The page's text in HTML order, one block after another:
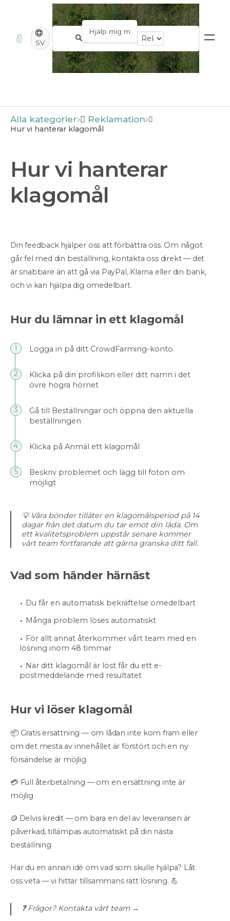
SV
Alla kategorier ​Reklamation
Hur vi hanterar klagomål
Hur vi hanterar
klagomål
Din feedback hjälper oss att förbättra oss. Om något
går fel med din beställning, kontakta oss direkt — det
är snabbare än att gå via PayPal, Klarna eller din bank,
och vi kan hjälpa dig omedelbart.
Hur du lämnar in ett klagomål
Logga in på ditt CrowdFarming-konto
Klicka på din profilikon eller ditt namn i det
övre högra hörnet
Gå till Beställningar och öppna den aktuella
beställningen
Klicka på Anmäl ett klagomål
Beskriv problemet och lägg till foton om
möjligt
💡 Våra bönder tillåter en klagomålsperiod på 14
dagar från det datum du tar emot din låda. Om
ett kvalitetsproblem uppstår senare kommer
vårt team fortfarande att gärna granska ditt fall.
Vad som händer härnäst
Du får en automatisk bekräftelse omedelbart
Många problem löses automatiskt
För allt annat återkommer vårt team med en
lösning inom 48 timmar
När ditt klagomål är löst får du ett e-
postmeddelande med resultatet
Hur vi löser klagomål
📦 Gratis ersättning — om lådan inte kom fram eller
om det mesta av innehållet är förstört och en ny
försändelse är möjlig
💳 Full återbetalning — om en ersättning inte är
möjlig
🪙 Delvis kredit — om bara en del av leveransen är
påverkad, tillämpas automatiskt på din nästa
beställning
Har du en annan idé om vad som skulle hjälpa? Låt
oss veta — vi hittar tillsammans rätt lösning. 💪
❓ Frågor? Kontakta vårt team →